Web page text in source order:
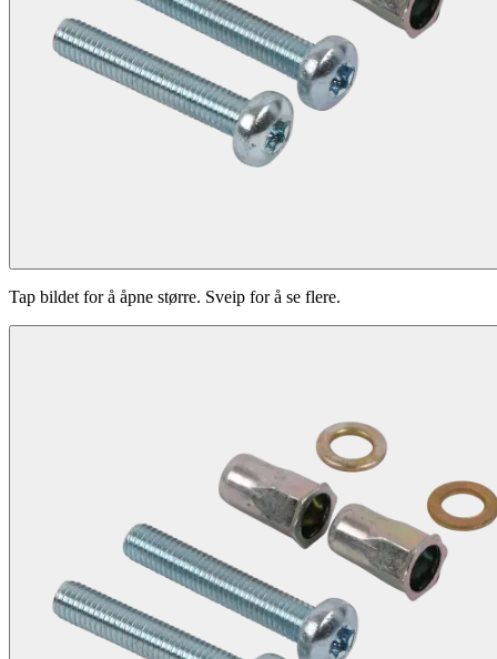
Tap bildet for å åpne større. Sveip for å se flere.